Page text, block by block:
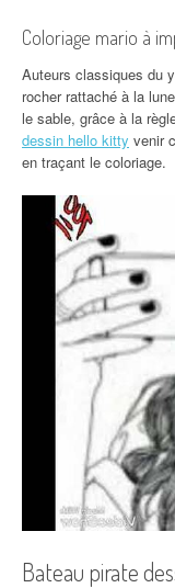
Coloriage mario à
Auteurs classiques du
rocher rattaché à la
le sable, grâce à la
dessin hello kitty venir
en traçant le coloriage.
Bateau pirate